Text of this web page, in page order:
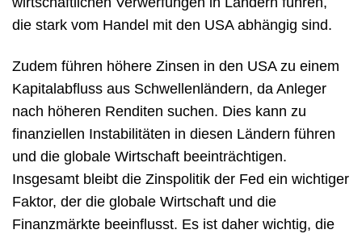
die stark vom Handel mit den USA abhängig sind.
Zudem führen höhere Zinsen in den USA zu einem
Kapitalabfluss aus Schwellenländern, da Anleger
nach höheren Renditen suchen. Dies kann zu
finanziellen Instabilitäten in diesen Ländern führen
und die globale Wirtschaft beeinträchtigen.
Insgesamt bleibt die Zinspolitik der Fed ein wichtiger
Faktor, der die globale Wirtschaft und die
Finanzmärkte beeinflusst. Es ist daher wichtig, die